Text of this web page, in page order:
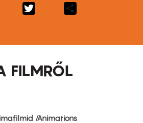
FILMRŐL
/ Animafilmid /Animations